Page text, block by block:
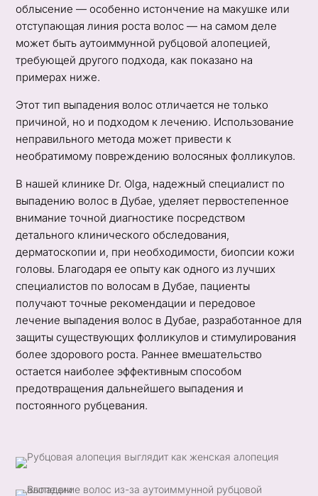
облысение — особенно истончение на макушке или
отступающая линия роста волос — на самом деле
может быть аутоиммунной рубцовой алопецией,
требующей другого подхода, как показано на
примерах ниже.
Этот тип выпадения волос отличается не только
причиной, но и подходом к лечению. Использование
неправильного метода может привести к
необратимому повреждению волосяных фолликулов.
В нашей клинике Dr. Olga, надежный специалист по
выпадению волос в Дубае, уделяет первостепенное
внимание точной диагностике посредством
детального клинического обследования,
дерматоскопии и, при необходимости, биопсии кожи
головы. Благодаря ее опыту как одного из лучших
специалистов по волосам в Дубае, пациенты
получают точные рекомендации и передовое
лечение выпадения волос в Дубае, разработанное для
защиты существующих фолликулов и стимулирования
более здорового роста. Раннее вмешательство
остается наиболее эффективным способом
предотвращения дальнейшего выпадения и
постоянного рубцевания.